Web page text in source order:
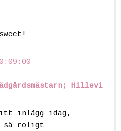
Hillevi
inlägg idag,
så roligt